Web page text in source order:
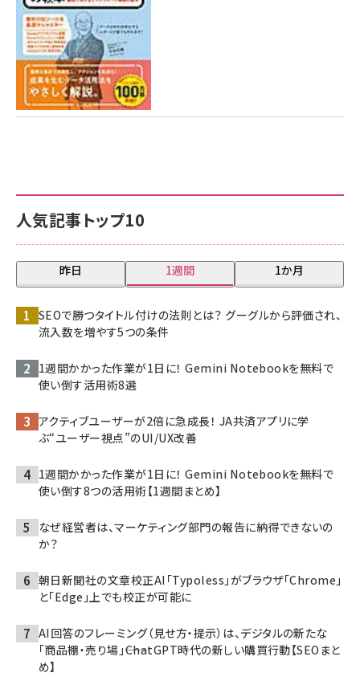
人気記事トップ10
昨日 1週間 1か月
SEOで勝つタイトル付けの法則とは？ グーグルから評価され、
流入数を増やす5つの条件
1週間かかった作業が1日に！ Gemini Notebookを無料で
使い倒す活用術8選
アクティブユーザーが2倍に急成長！ JA共済アプリに学
ぶ“ユーザー視点”のUI/UX改善
1週間かかった作業が1日に！ Gemini Notebookを無料で
使い倒す8つの活用術【1週間まとめ】
なぜ経営者は、マーケティング部門の報告に納得できないの
か？
朝日新聞社の文章校正AI「Typoless」がブラウザ「Chrome」
と「Edge」上でも校正が可能に
AI回答のフレーミング（見せ方・提示）は、デジタルの新たな
「商品棚・売り場」――ChatGPT時代の新しい購買行動【SEOまと
め】